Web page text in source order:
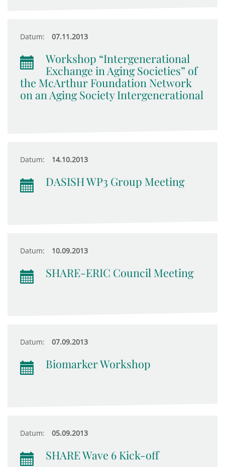
Datum: 07.11.2013
Workshop “Intergenerational
Exchange in Aging Societies” of
the McArthur Foundation Network
on an Aging Society Intergenerational
Datum: 14.10.2013
DASISH WP3 Group Meeting
Datum: 10.09.2013
SHARE-ERIC Council Meeting
Datum: 07.09.2013
Biomarker Workshop
Datum: 05.09.2013
SHARE Wave 6 Kick-off